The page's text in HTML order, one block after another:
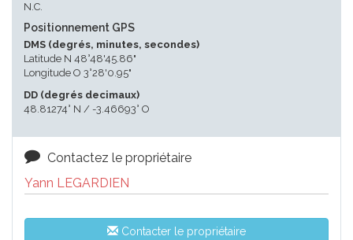
N.C.
Positionnement GPS
DMS (degrés, minutes, secondes)
Latitude N 48°48'45.86"
Longitude O 3°28'0.95"
DD (degrés decimaux)
48.81274° N / -3.46693° O
Contactez le propriétaire
Yann LEGARDIEN
Contacter le propriétaire